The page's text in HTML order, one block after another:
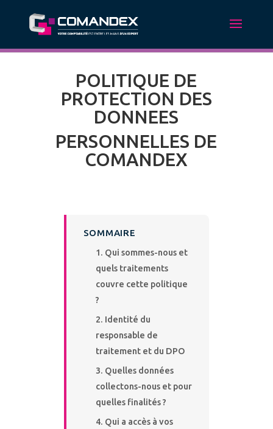
POLITIQUE DE
PROTECTION DES
DONNEES
PERSONNELLES DE
COMANDEX
SOMMAIRE
Qui sommes-nous et
quels traitements
couvre cette politique
?
Identité du
responsable de
traitement et du DPO
Quelles données
collectons-nous et pour
quelles finalités ?
Qui a accès à vos